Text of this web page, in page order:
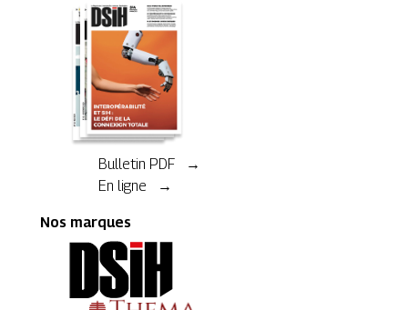
Bulletin PDF →
En ligne →
Nos marques